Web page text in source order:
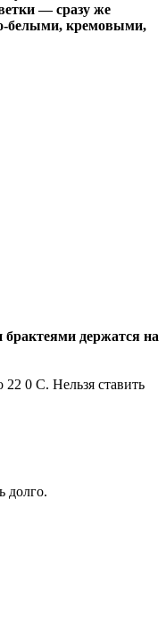
— сразу же
белыми, кремовыми,
брактеями держатся на
22 0 С. Нельзя ставить
долго.